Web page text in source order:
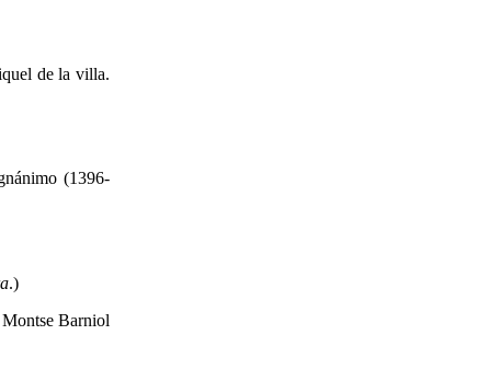
de la villa.
(1396-
.)
Montse Barniol